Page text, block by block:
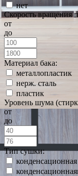
нет
Скорость вращения
от
до
Материал бака:
металлопластик
нерж. сталь
пластик
Уровень шума
от
до
Тип сушки:
конденсационная